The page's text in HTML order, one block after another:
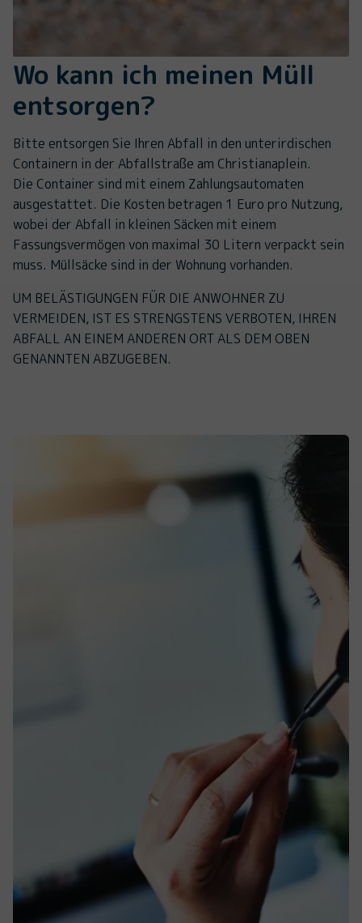
Wo kann ich meinen Müll
entsorgen?
Bitte entsorgen Sie Ihren Abfall in den unterirdischen
Containern in der Abfallstraße am Christianaplein.
Die Container sind mit einem Zahlungsautomaten
ausgestattet. Die Kosten betragen 1 Euro pro Nutzung,
wobei der Abfall in kleinen Säcken mit einem
Fassungsvermögen von maximal 30 Litern verpackt sein
muss. Müllsäcke sind in der Wohnung vorhanden.
UM BELÄSTIGUNGEN FÜR DIE ANWOHNER ZU
VERMEIDEN, IST ES STRENGSTENS VERBOTEN, IHREN
ABFALL AN EINEM ANDEREN ORT ALS DEM OBEN
GENANNTEN ABZUGEBEN.